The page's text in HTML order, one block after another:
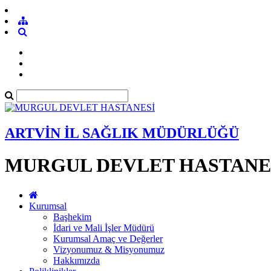
ARTVİN İL SAĞLIK MÜDÜRLÜĞÜ
MURGUL DEVLET
Kurumsal
Başhekim
İdari ve Mali İşler Müdürü
Kurumsal Amaç ve Değerler
Vizyonumuz & Misyonumuz
Hakkımızda